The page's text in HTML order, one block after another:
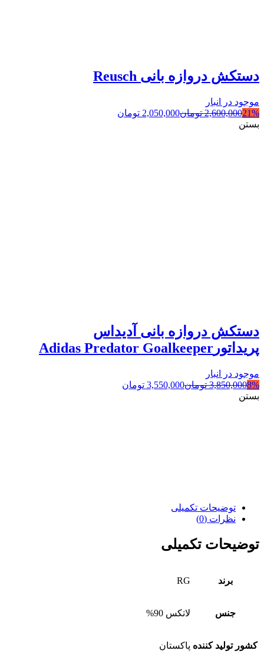
دستکش دروازه بانی Reusch
موجود در انبار
21%
2,600,000 تومان2,050,000 تومان
بستن
دستکش دروازه بانی آدیداس
پریداتورAdidas Predator Goalkeeper
موجود در انبار
8%
3,850,000 تومان3,550,000 تومان
بستن
توضیحات تکمیلی
نظرات (0)
توضیحات تکمیلی
برند RG
جنس لاتکس 90%
کشور تولید کننده پاکستان